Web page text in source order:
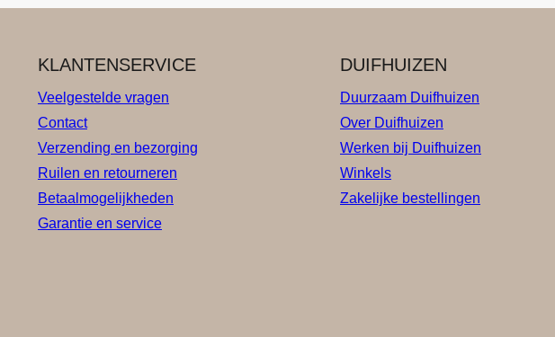
KLANTENSERVICE
Veelgestelde vragen
Contact
Verzending en bezorging
Ruilen en retourneren
Betaalmogelijkheden
Garantie en service
DUIFHUIZEN
Duurzaam Duifhuizen
Over Duifhuizen
Werken bij Duifhuizen
Winkels
Zakelijke bestellingen